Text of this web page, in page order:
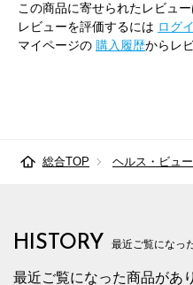
この商品に寄せられたレビュー
レビューを評価するには ログ
マイページの 購入履歴からレ
総合TOP ヘルス・ビュ
HISTORY 最近ご覧になっ
最近ご覧になった商品があ